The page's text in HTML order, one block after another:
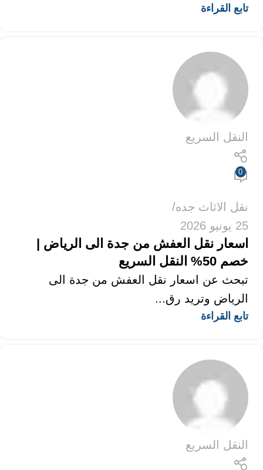
تابع القراءة
النقل السريع
0
نقل الاثاث جده
25 يونيو 2026
اسعار نقل العفش من جدة الى الرياض |
خصم 50% النقل السريع
تبحث عن اسعار نقل العفش من جدة الى
الرياض وتريد رق...
تابع القراءة
النقل السريع